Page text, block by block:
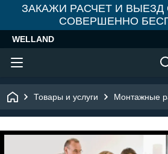
ЗАКАЖИ РАСЧЕТ И
СОВЕРШЕННО
WELLAND
Товары и услуги Монтажные